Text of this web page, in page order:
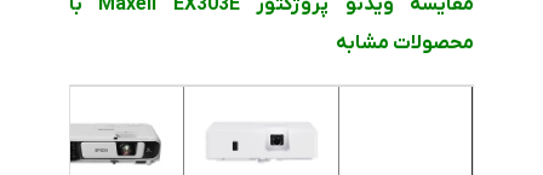
محصولات مشابه